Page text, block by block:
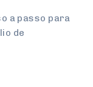
a passo para
de